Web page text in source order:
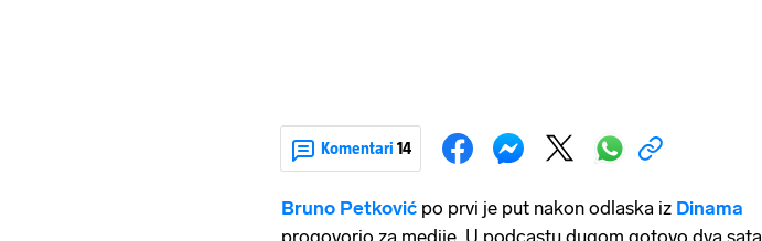
Komentari 14
Bruno Petković po prvi je put nakon odlaska iz Dinama
progovorio za medije. U podcastu dugom gotovo dva sata